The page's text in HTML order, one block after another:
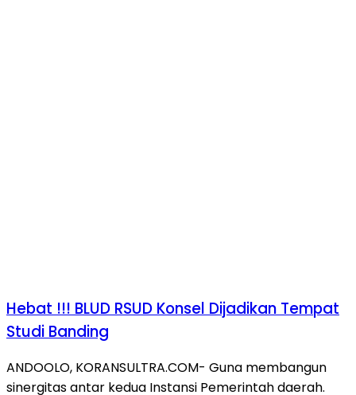
Hebat !!! BLUD RSUD Konsel Dijadikan Tempat
Studi Banding
ANDOOLO, KORANSULTRA.COM- Guna membangun
sinergitas antar kedua Instansi Pemerintah daerah.